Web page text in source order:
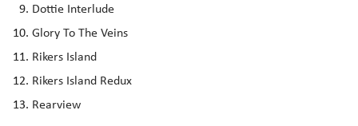
Dottie Interlude
Glory To The Veins
Rikers Island
Rikers Island Redux
Rearview